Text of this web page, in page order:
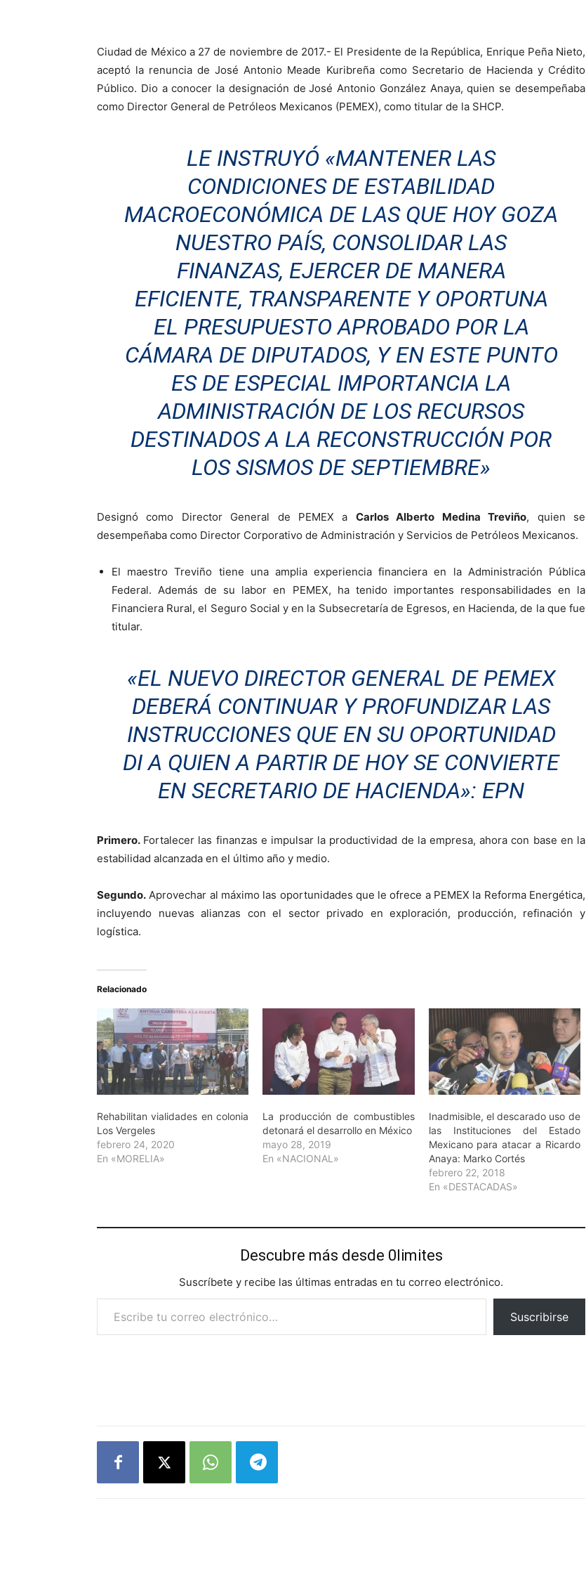
Ciudad de México a 27 de noviembre de 2017.- El Presidente de la República, Enrique Peña Nieto,
aceptó la renuncia de José Antonio Meade Kuribreña como Secretario de Hacienda y Crédito
Público. Dio a conocer la designación de José Antonio González Anaya, quien se desempeñaba
como Director General de Petróleos Mexicanos (PEMEX), como titular de la SHCP.
LE INSTRUYÓ «MANTENER LAS
CONDICIONES DE ESTABILIDAD
MACROECONÓMICA DE LAS QUE HOY GOZA
NUESTRO PAÍS, CONSOLIDAR LAS
FINANZAS, EJERCER DE MANERA
EFICIENTE, TRANSPARENTE Y OPORTUNA
EL PRESUPUESTO APROBADO POR LA
CÁMARA DE DIPUTADOS, Y EN ESTE PUNTO
ES DE ESPECIAL IMPORTANCIA LA
ADMINISTRACIÓN DE LOS RECURSOS
DESTINADOS A LA RECONSTRUCCIÓN POR
LOS SISMOS DE SEPTIEMBRE»
Designó como Director General de PEMEX a Carlos Alberto Medina Treviño, quien se
desempeñaba como Director Corporativo de Administración y Servicios de Petróleos Mexicanos.
El maestro Treviño tiene una amplia experiencia financiera en la Administración Pública
Federal. Además de su labor en PEMEX, ha tenido importantes responsabilidades en la
Financiera Rural, el Seguro Social y en la Subsecretaría de Egresos, en Hacienda, de la que fue
titular.
«EL NUEVO DIRECTOR GENERAL DE PEMEX
DEBERÁ CONTINUAR Y PROFUNDIZAR LAS
INSTRUCCIONES QUE EN SU OPORTUNIDAD
DI A QUIEN A PARTIR DE HOY SE CONVIERTE
EN SECRETARIO DE HACIENDA»: EPN
Primero. Fortalecer las finanzas e impulsar la productividad de la empresa, ahora con base en la
estabilidad alcanzada en el último año y medio.
Segundo. Aprovechar al máximo las oportunidades que le ofrece a PEMEX la Reforma Energética,
incluyendo nuevas alianzas con el sector privado en exploración, producción, refinación y
logística.
Relacionado
Rehabilitan vialidades en colonia
Los Vergeles
febrero 24, 2020
En «MORELIA»
La producción de combustibles
detonará el desarrollo en México
mayo 28, 2019
En «NACIONAL»
Inadmisible, el descarado uso de
las Instituciones del Estado
Mexicano para atacar a Ricardo
Anaya: Marko Cortés
febrero 22, 2018
En «DESTACADAS»
Descubre más desde 0limites
Suscríbete y recibe las últimas entradas en tu correo electrónico.
Escribe tu correo electrónico…
Suscribirse